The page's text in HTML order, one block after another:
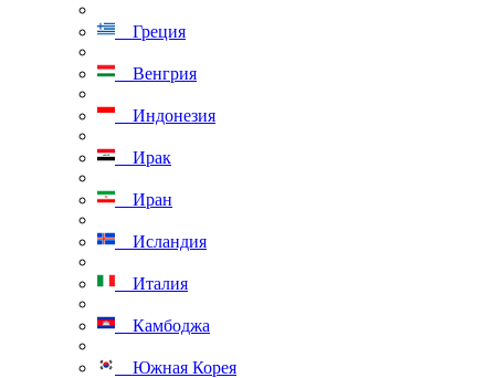
Греция
Венгрия
Индонезия
Ирак
Иран
Исландия
Италия
Камбоджа
Южная Корея